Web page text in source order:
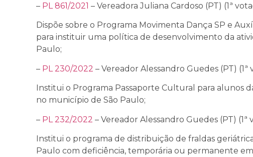
– PL 861/2021 – Vereadora Juliana Cardoso (PT) (1ª
Dispõe sobre o Programa Movimenta Dança SP e
para instituir uma política de desenvolvimento da
Paulo;
– PL 230/2022 – Vereador Alessandro Guedes (PT) (1ª
Institui o Programa Passaporte Cultural para alunos
no município de São Paulo;
– PL 232/2022 – Vereador Alessandro Guedes (PT) (1ª
Institui o programa de distribuição de fraldas
Paulo com deficiência, temporária ou permanente